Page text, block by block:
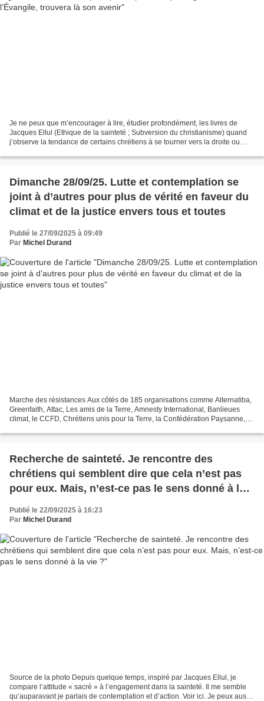
Je ne peux que m’encourager à lire, étudier profondément, les livres de
Jacques Ellul (Ethique de la sainteté ; Subversion du christianisme) quand
j’observe la tendance de certains chrétiens à se tourner vers la droite ou
Dimanche 28/09/25. Lutte et contemplation se
joint à d’autres pour plus de vérité en faveur du
climat et de la justice envers tous et toutes
Publié le 27/09/2025 à 09:49
Par Michel Durand
Marche des résistances Aux côtés de 185 organisations comme Alternatiba,
Greenfaith, Attac, Les amis de la Terre, Amnesty International, Banlieues
climat, le CCFD, Chrétiens unis pour la Terre, la Confédération Paysanne,
Recherche de sainteté. Je rencontre des
chrétiens qui semblent dire que cela n’est pas
pour eux. Mais, n’est-ce pas le sens donné à la
vie ?
Publié le 22/09/2025 à 16:23
Par Michel Durand
Source de la photo Depuis quelque temps, inspiré par Jacques Ellul, je
compare l’attitude « sacré » à l’engagement dans la sainteté. Il me semble
qu’auparavant je parlais de contemplation et d’action. Voir ici. Je peux aussi